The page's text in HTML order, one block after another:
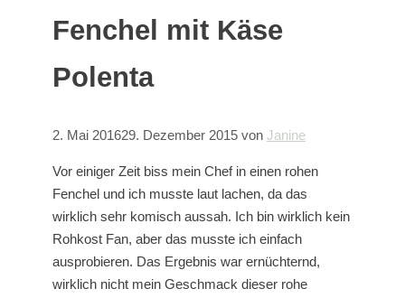
Fenchel mit Käse
Polenta
2. Mai 201629. Dezember 2015 von Janine
Vor einiger Zeit biss mein Chef in einen rohen
Fenchel und ich musste laut lachen, da das
wirklich sehr komisch aussah. Ich bin wirklich kein
Rohkost Fan, aber das musste ich einfach
ausprobieren. Das Ergebnis war ernüchternd,
wirklich nicht mein Geschmack dieser rohe